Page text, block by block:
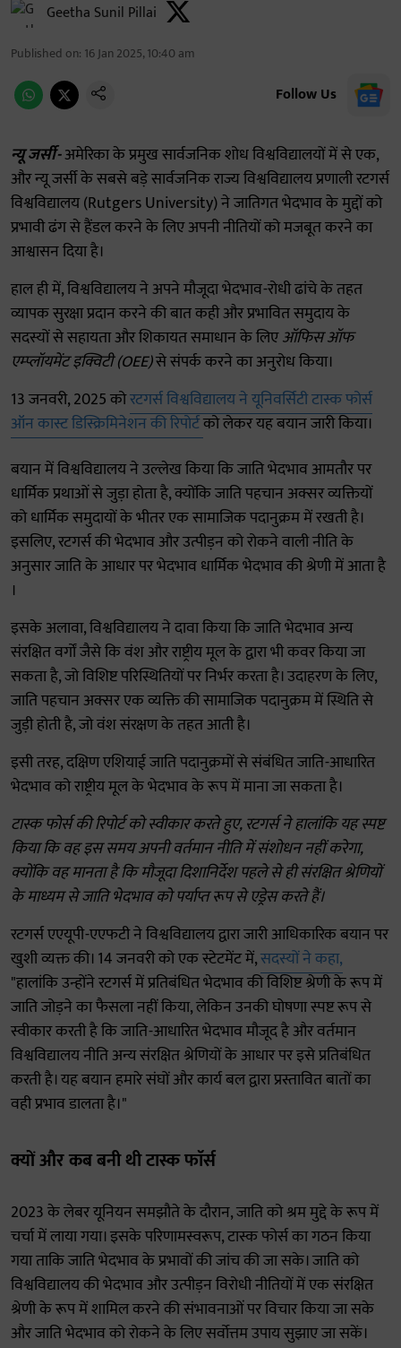
Geetha Sunil Pillai
Published on: 16 Jan 2025, 10:40 am
Follow Us
न्यू जर्सी-अमेरिका के प्रमुख सार्वजनिक शोध विश्वविद्यालयों में से एक,
और न्यू जर्सी के सबसे बड़े सार्वजनिक राज्य विश्वविद्यालय प्रणाली रटगर्स
विश्वविद्यालय (Rutgers University) ने जातिगत भेदभाव के मुद्दों को
प्रभावी ढंग से हैंडल करने के लिए अपनी नीतियों को मजबूत करने का
आश्वासन दिया है।
हाल ही में, विश्वविद्यालय ने अपने मौजूदा भेदभाव-रोधी ढांचे के तहत
व्यापक सुरक्षा प्रदान करने की बात कही और प्रभावित समुदाय के
सदस्यों से सहायता और शिकायत समाधान के लिएऑफिस ऑफ
एम्प्लॉयमेंट इक्विटी (OEE)से संपर्क करने का अनुरोध किया।
13 जनवरी, 2025 कोरटगर्स विश्वविद्यालय ने यूनिवर्सिटी टास्क फोर्स
ऑन कास्ट डिस्क्रिमिनेशन की रिपोर्टको लेकर यह बयान जारी किया।
बयान में विश्वविद्यालय ने उल्लेख किया कि जाति भेदभाव आमतौर पर
धार्मिक प्रथाओं से जुड़ा होता है, क्योंकि जाति पहचान अक्सर व्यक्तियों
को धार्मिक समुदायों के भीतर एक सामाजिक पदानुक्रम में रखती है।
इसलिए, रटगर्स की भेदभाव और उत्पीड़न को रोकने वाली नीति के
अनुसार जाति के आधार पर भेदभाव धार्मिक भेदभाव की श्रेणी में आता है
।
इसके अलावा, विश्वविद्यालय ने दावा किया कि जाति भेदभाव अन्य
संरक्षित वर्गों जैसे कि वंश और राष्ट्रीय मूल के द्वारा भी कवर किया जा
सकता है, जो विशिष्ट परिस्थितियों पर निर्भर करता है। उदाहरण के लिए,
जाति पहचान अक्सर एक व्यक्ति की सामाजिक पदानुक्रम में स्थिति से
जुड़ी होती है, जो वंश संरक्षण के तहत आती है।
इसी तरह, दक्षिण एशियाई जाति पदानुक्रमों से संबंधित जाति-आधारित
भेदभाव को राष्ट्रीय मूल के भेदभाव के रूप में माना जा सकता है।
टास्क फोर्स की रिपोर्ट को स्वीकार करते हुए, रटगर्स ने हालांकि यह स्पष्ट
किया कि वह इस समय अपनी वर्तमान नीति में संशोधन नहीं करेगा,
क्योंकि वह मानता है कि मौजूदा दिशानिर्देश पहले से ही संरक्षित श्रेणियों
के माध्यम से जाति भेदभाव को पर्याप्त रूप से एड्रेस करते हैं।
रटगर्स एएयूपी-एएफटी ने विश्वविद्यालय द्वारा जारी आधिकारिक बयान पर
खुशी व्यक्त की। 14 जनवरी को एक स्टेटमेंट में,सदस्यों ने कहा,
"हालांकि उन्होंने रटगर्स में प्रतिबंधित भेदभाव की विशिष्ट श्रेणी के रूप में
जाति जोड़ने का फैसला नहीं किया, लेकिन उनकी घोषणा स्पष्ट रूप से
स्वीकार करती है कि जाति-आधारित भेदभाव मौजूद है और वर्तमान
विश्वविद्यालय नीति अन्य संरक्षित श्रेणियों के आधार पर इसे प्रतिबंधित
करती है। यह बयान हमारे संघों और कार्य बल द्वारा प्रस्तावित बातों का
वही प्रभाव डालता है।"
क्यों और कब बनी थी टास्क फाॅर्स
2023 के लेबर यूनियन समझौते के दौरान, जाति को श्रम मुद्दे के रूप में
चर्चा में लाया गया। इसके परिणामस्वरूप, टास्क फोर्स का गठन किया
गया ताकि जाति भेदभाव के प्रभावों की जांच की जा सके। जाति को
विश्वविद्यालय की भेदभाव और उत्पीड़न विरोधी नीतियों में एक संरक्षित
श्रेणी के रूप में शामिल करने की संभावनाओं पर विचार किया जा सके
और जाति भेदभाव को रोकने के लिए सर्वोत्तम उपाय सुझाए जा सकें।